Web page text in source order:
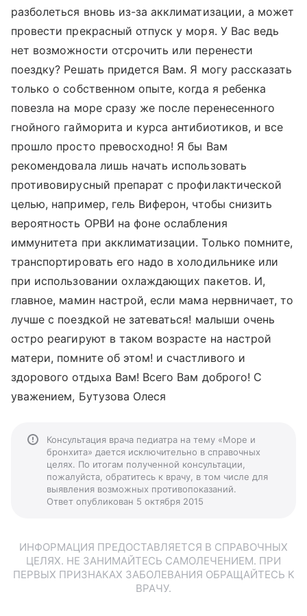
разболеться вновь из-за акклиматизации, а может
провести прекрасный отпуск у моря. У Вас ведь
нет возможности отсрочить или перенести
поездку? Решать придется Вам. Я могу рассказать
только о собственном опыте, когда я ребенка
повезла на море сразу же после перенесенного
гнойного гайморита и курса антибиотиков, и все
прошло просто превосходно! Я бы Вам
рекомендовала лишь начать использовать
противовирусный препарат с профилактической
целью, например, гель Виферон, чтобы снизить
вероятность ОРВИ на фоне ослабления
иммунитета при акклиматизации. Только помните,
транспортировать его надо в холодильнике или
при использовании охлаждающих пакетов. И,
главное, мамин настрой, если мама нервничает, то
лучше с поездкой не затеваться! малыши очень
остро реагируют в таком возрасте на настрой
матери, помните об этом! и счастливого и
здорового отдыха Вам! Всего Вам доброго! С
уважением, Бутузова Олеся
Консультация врача педиатра на тему «Море и
бронхита» дается исключительно в справочных
целях. По итогам полученной консультации,
пожалуйста, обратитесь к врачу, в том числе для
выявления возможных противопоказаний.
Ответ опубликован 5 октября 2015
ИНФОРМАЦИЯ ПРЕДОСТАВЛЯЕТСЯ В СПРАВОЧНЫХ
ЦЕЛЯХ. НЕ ЗАНИМАЙТЕСЬ САМОЛЕЧЕНИЕМ. ПРИ
ПЕРВЫХ ПРИЗНАКАХ ЗАБОЛЕВАНИЯ ОБРАЩАЙТЕСЬ К
ВРАЧУ.